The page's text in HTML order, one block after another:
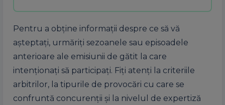
Pentru a obține informații despre ce să vă
așteptați, urmăriți sezoanele sau episoadele
anterioare ale emisiunii de gătit la care
intenționați să participați. Fiți atenți la criteriile
arbitrilor, la tipurile de provocări cu care se
confruntă concurenții și la nivelul de expertiză